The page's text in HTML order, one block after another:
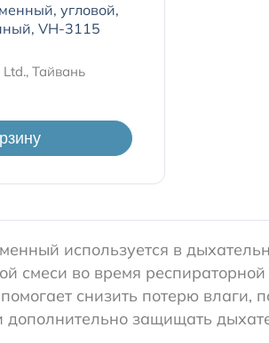
угловой,
VH-3115
Тайвань
используется в
смеси во время
снизить потерю влаги,
дополнительно защищать